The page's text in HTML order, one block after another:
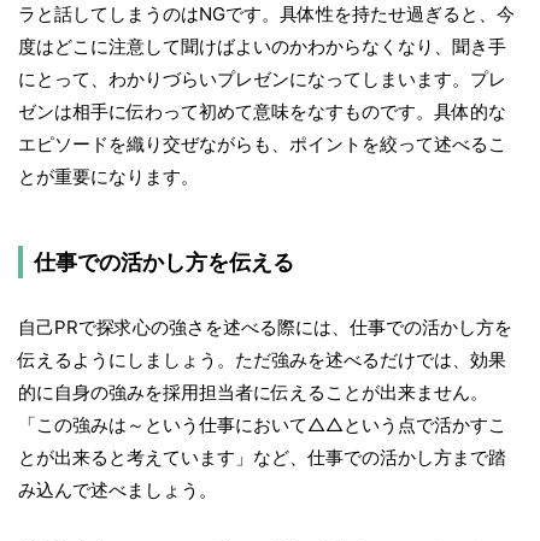
ラと話してしまうのはNGです。具体性を持たせ過ぎると、今
度はどこに注意して聞けばよいのかわからなくなり、聞き手
にとって、わかりづらいプレゼンになってしまいます。プレ
ゼンは相手に伝わって初めて意味をなすものです。具体的な
エピソードを織り交ぜながらも、ポイントを絞って述べるこ
とが重要になります。
仕事での活かし方を伝える
自己PRで探求心の強さを述べる際には、仕事での活かし方を
伝えるようにしましょう。ただ強みを述べるだけでは、効果
的に自身の強みを採用担当者に伝えることが出来ません。
「この強みは～という仕事において△△という点で活かすこ
とが出来ると考えています」など、仕事での活かし方まで踏
み込んで述べましょう。